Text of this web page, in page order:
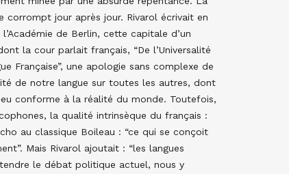
corrompt jour après jour. Rivarol écrivait en
l’Académie de Berlin, cette capitale d’un
la cour parlait français, “De l’Universalité
Française”, une apologie sans complexe de
de notre langue sur toutes les autres, dont
conforme à la réalité du monde. Toutefois,
la qualité intrinsèque du français :
au classique Boileau : “ce qui se conçoit
Mais Rivarol ajoutait : “les langues
le débat politique actuel, nous y